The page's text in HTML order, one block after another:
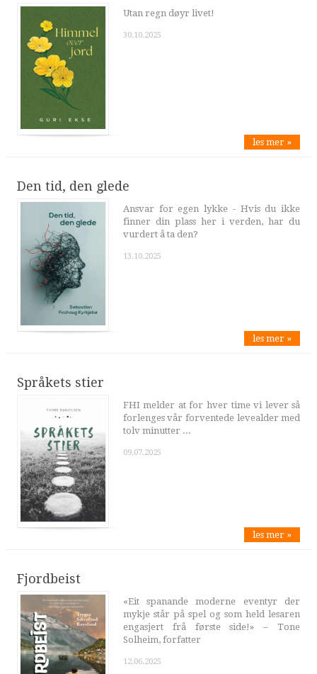
Utan regn døyr livet!
30.10.2025
les mer »
Den tid, den glede
Ansvar for egen lykke - Hvis du ikke
finner din plass her i verden, har du
vurdert å ta den?
13.10.2025
les mer »
Språkets stier
FHI melder at for hver time vi lever så
forlenges vår forventede levealder med
tolv minutter ...
09.07.2025
les mer »
Fjordbeist
«Eit spanande moderne eventyr der
mykje står på spel og som held lesaren
engasjert frå første side!» – Tone
Solheim, forfatter
12.06.2025